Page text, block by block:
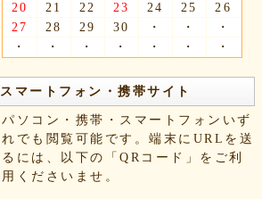
20
21 22 23 24 25
26
27
28 29 30 ・ ・
・
・
・ ・ ・ ・ ・ ・
スマートフォン・携帯サイト
パソコン・携帯・スマートフォンいず
れでも閲覧可能です。端末にURLを送
るには、以下の「QRコード」をご利
用くださいませ。